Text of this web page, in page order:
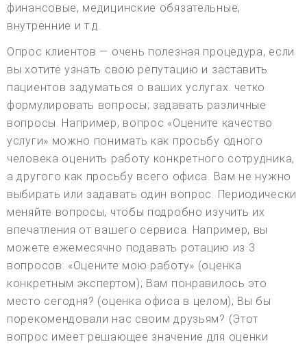
финансовые, медицинские обязательные,
внутренние и т.д.
Опрос клиентов — очень полезная процедура, если
вы хотите узнать свою репутацию и заставить
пациентов задуматься о ваших услугах. четко
формулировать вопросы; задавать различные
вопросы. Например, вопрос «Оцените качество
услуги» можно понимать как просьбу одного
человека оценить работу конкретного сотрудника,
а другого как просьбу всего офиса. Вам не нужно
выбирать или задавать один вопрос. Периодически
меняйте вопросы, чтобы подробно изучить их
впечатления от вашего сервиса. Например, вы
можете ежемесячно подавать ротацию из 3
вопросов: «Оцените мою работу» (оценка
конкретным экспертом); Вам понравилось это
место сегодня? (оценка офиса в целом); Вы бы
порекомендовали нас своим друзьям? (Этот
вопрос имеет решающее значение для оценки